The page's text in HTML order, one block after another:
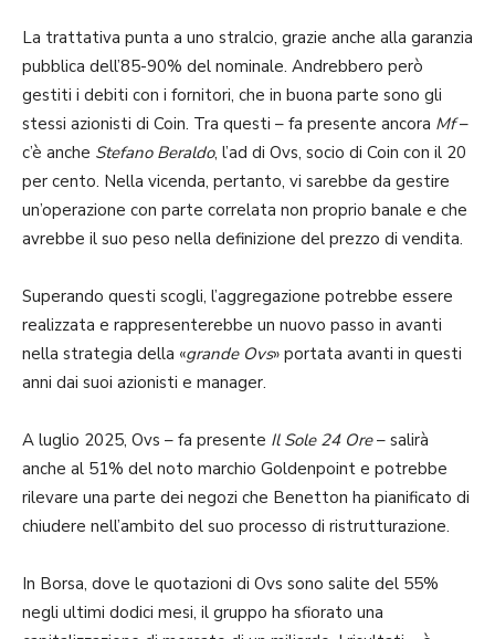
La trattativa punta a uno stralcio, grazie anche alla garanzia
pubblica dell’85-90% del nominale. Andrebbero però
gestiti i debiti con i fornitori, che in buona parte sono gli
stessi azionisti di Coin. Tra questi – fa presente ancora Mf–
c’è anche Stefano Beraldo, l’ad di Ovs, socio di Coin con il 20
per cento. Nella vicenda, pertanto, vi sarebbe da gestire
un’operazione con parte correlata non proprio banale e che
avrebbe il suo peso nella definizione del prezzo di vendita.
Superando questi scogli, l’aggregazione potrebbe essere
realizzata e rappresenterebbe un nuovo passo in avanti
nella strategia della «grande Ovs» portata avanti in questi
anni dai suoi azionisti e manager.
A luglio 2025, Ovs – fa presente Il Sole 24 Ore– salirà
anche al 51% del noto marchio Goldenpoint e potrebbe
rilevare una parte dei negozi che Benetton ha pianificato di
chiudere nell’ambito del suo processo di ristrutturazione.
In Borsa, dove le quotazioni di Ovs sono salite del 55%
negli ultimi dodici mesi, il gruppo ha sfiorato una